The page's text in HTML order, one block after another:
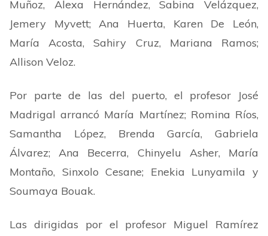
Muñoz, Alexa Hernández, Sabina Velázquez,
Jemery Myvett; Ana Huerta, Karen De León,
María Acosta, Sahiry Cruz, Mariana Ramos;
Allison Veloz.
Por parte de las del puerto, el profesor José
Madrigal arrancó María Martínez; Romina Ríos,
Samantha López, Brenda García, Gabriela
Álvarez; Ana Becerra, Chinyelu Asher, María
Montaño, Sinxolo Cesane; Enekia Lunyamila y
Soumaya Bouak.
Las dirigidas por el profesor Miguel Ramírez